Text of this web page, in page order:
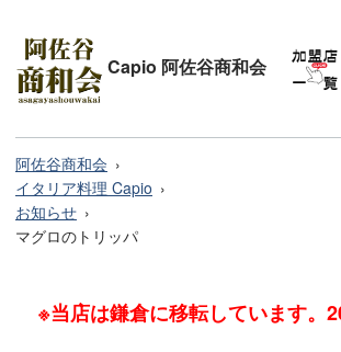
Capio 阿佐谷商和会
阿佐谷商和会
イタリア料理 Capio
お知らせ
マグロのトリッパ
※当店は鎌倉に移転しています。